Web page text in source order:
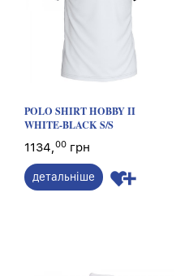
POLO SHIRT HOBBY II
WHITE-BLACK S/S
1134,00 грн
детальніше